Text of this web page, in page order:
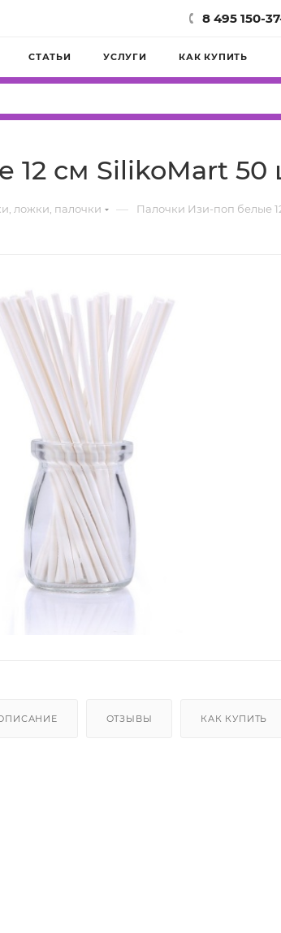
8 495 150-
СТАТЬИ УСЛУГИ КАК КУПИТЬ
12 см SilikoMart 50
ложки, палочки — Палочки Изи-поп белые
ОТЗЫВЫ КАК КУПИТЬ